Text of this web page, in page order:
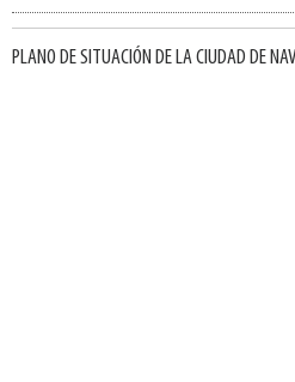
PLANO DE SITUACIÓN DE LA CIUDAD DE